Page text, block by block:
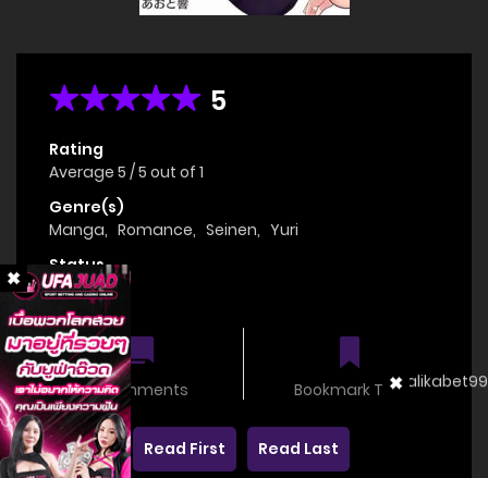
5
Rating
Average 5 /5 out of 1
Genre(s)
Manga, Romance, Seinen, Yuri
Status
OnGoing
0 comments Bookmark This
Read First Read Last